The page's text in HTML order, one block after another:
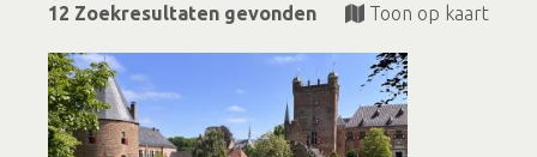
12 Zoekresultaten gevonden Toon op kaart